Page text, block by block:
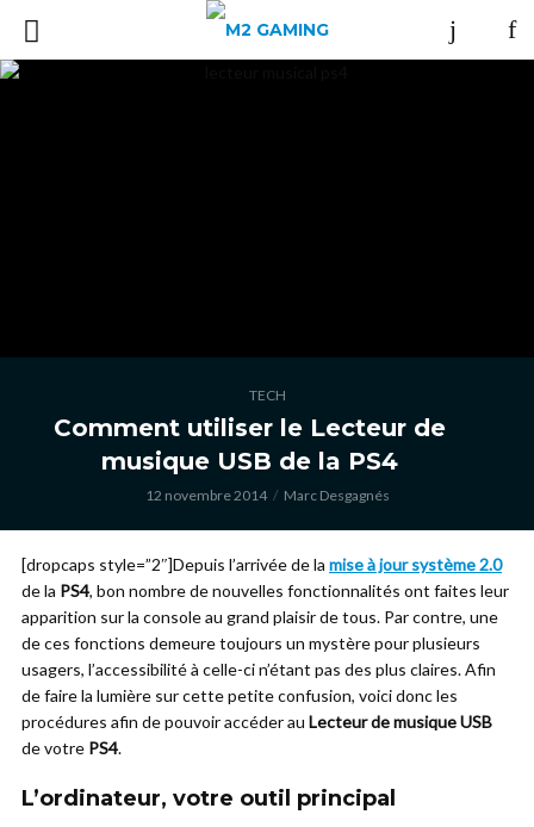
TECH
Comment utiliser le Lecteur de
musique USB de la PS4
12 novembre 2014 Marc Desgagnés
[dropcaps style=”2″]Depuis l’arrivée de la mise à jour système 2.0
de la PS4, bon nombre de nouvelles fonctionnalités ont faites leur
apparition sur la console au grand plaisir de tous. Par contre, une
de ces fonctions demeure toujours un mystère pour plusieurs
usagers, l’accessibilité à celle-ci n’étant pas des plus claires. Afin
de faire la lumière sur cette petite confusion, voici donc les
procédures afin de pouvoir accéder au Lecteur de musique USB
de votre PS4.
L’ordinateur, votre outil principal